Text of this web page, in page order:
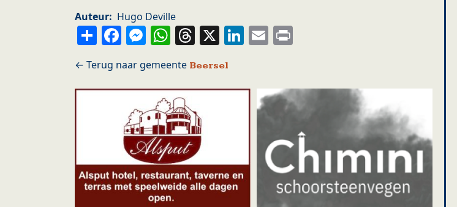
Auteur
Hugo Deville
ShareFacebook
Messenger
WhatsApp
Threads
X LinkedIn
Email
Beersel